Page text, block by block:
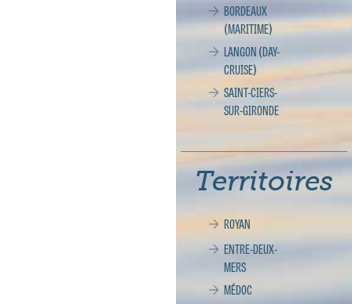
BORDEAUX
(MARITIME)
LANGON (DAY-
CRUISE)
SAINT-CIERS-
SUR-GIRONDE
Territoires
ROYAN
ENTRE-DEUX-
MERS
MÉDOC